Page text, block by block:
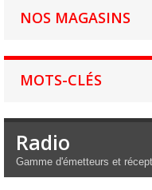
NOS MAGASINS
MOTS-CLÉS
Radio
Gamme d'émetteurs et